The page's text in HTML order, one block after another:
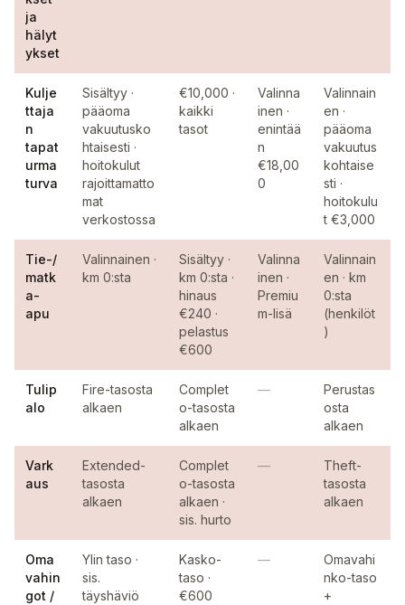
ja
hälyt
ykset
Kulje
ttaja
n
tapat
urma
turva
Sisältyy ·
pääoma
vakuutusko
htaisesti ·
hoitokulut
rajoittamatto
mat
verkostossa
€10,000 ·
kaikki
tasot
Valinna
inen ·
enintää
n
€18,00
0
Valinnain
en ·
pääoma
vakuutus
kohtaise
sti ·
hoitokulu
t €3,000
Tie-/
matk
a-
apu
Valinnainen ·
km 0:sta
Sisältyy ·
km 0:sta ·
hinaus
€240 ·
pelastus
€600
Valinna
inen ·
Premiu
m-lisä
Valinnain
en · km
0:sta
(henkilöt
)
Tulip
alo
Fire-tasosta
alkaen
Complet
o-tasosta
alkaen
—
Perustas
osta
alkaen
Vark
aus
Extended-
tasosta
alkaen
Complet
o-tasosta
alkaen ·
sis. hurto
—
Theft-
tasosta
alkaen
Oma
vahin
got /
Ylin taso ·
sis.
täyshäviö
Kasko-
taso ·
€600
—
Omavahi
nko-taso
+